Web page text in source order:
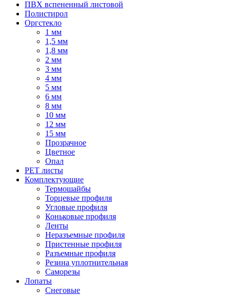
ПВХ вспененный листовой
Полистирол
Оргстекло
1 мм
1,5 мм
1,8 мм
2 мм
3 мм
4 мм
5 мм
6 мм
8 мм
10 мм
12 мм
15 мм
Прозрачное
Цветное
Опал
PET листы
Комплектующие
Термошайбы
Торцевые профиля
Угловые профиля
Коньковые профиля
Ленты
Неразъемные профиля
Пристенные профиля
Разъемные профиля
Резина уплотнительная
Саморезы
Лопаты
Снеговые